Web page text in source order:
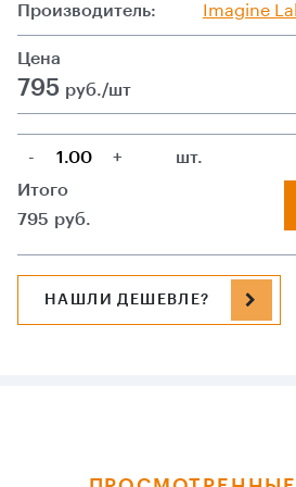
Производитель: Imagine
Цена
795 руб./шт
- +
шт.
Итого
795 руб.
НАШЛИ ДЕШЕВЛЕ?